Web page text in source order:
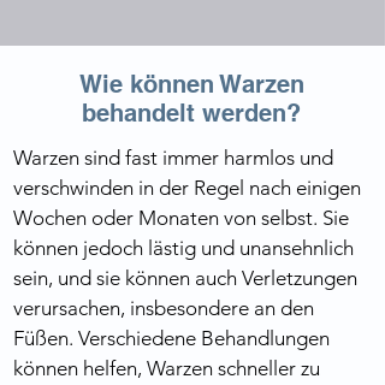
Wie können Warzen
behandelt werden?
Warzen sind fast immer harmlos und
verschwinden in der Regel nach einigen
Wochen oder Monaten von selbst. Sie
können jedoch lästig und unansehnlich
sein, und sie können auch Verletzungen
verursachen, insbesondere an den
Füßen. Verschiedene Behandlungen
können helfen, Warzen schneller zu